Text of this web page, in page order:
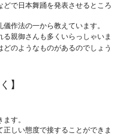
で日本舞踊を発表させるところ
作法の一から教えています。
親御さんも多くいらっしゃいま
のようなものがあるのでしょう
】
す。
しい態度で接することができま